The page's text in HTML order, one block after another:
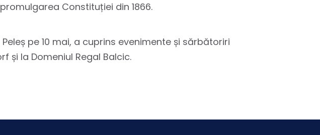
Constituției din 1866.
pe 10 mai, a cuprins evenimente și sărbătoriri
și la Domeniul Regal Balcic.